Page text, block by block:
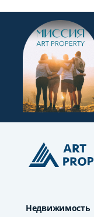
Недвижимость